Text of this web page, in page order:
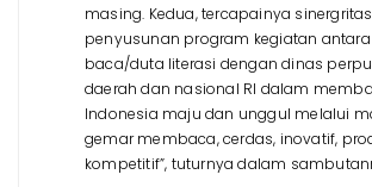
masing. Kedua, tercapainya
penyusunan program kegiatan
baca/duta literasi dengan dinas
daerah dan nasional RI dalam
Indonesia maju dan unggul melalui
gemar membaca, cerdas, inovatif,
kompetitif”, tuturnya dalam